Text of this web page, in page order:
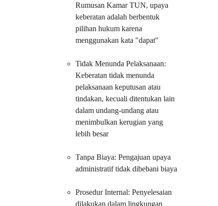
Rumusan Kamar TUN, upaya
keberatan adalah berbentuk
pilihan hukum karena
menggunakan kata "dapat"
Tidak Menunda Pelaksanaan:
Keberatan tidak menunda
pelaksanaan keputusan atau
tindakan, kecuali ditentukan lain
dalam undang-undang atau
menimbulkan kerugian yang
lebih besar
Tanpa Biaya: Pengajuan upaya
administratif tidak dibebani biaya
Prosedur Internal: Penyelesaian
dilakukan dalam lingkungan